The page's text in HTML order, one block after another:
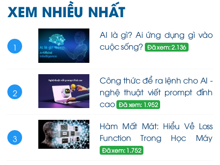
XEM NHIỀU NHẤT
1
AI là gì? Ai ứng dụng gì vào
cuộc sống? Đã xem: 2.136
2
Công thức để ra lệnh cho AI -
nghệ thuật viết prompt đỉnh
cao Đã xem: 1.952
3
Hàm Mất Mát: Hiểu Về Loss
Function Trong Học Máy
Đã xem: 1.752